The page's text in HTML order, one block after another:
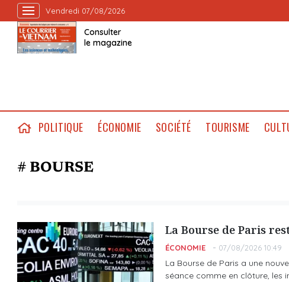
Vendredi 07/08/2026
Consulter
le magazine
POLITIQUE ÉCONOMIE SOCIÉTÉ TOURISME
# BOURSE
La Bourse de Paris
ÉCONOMIE 07/08/2026 10:49
La Bourse de Paris a une
séance comme en clôture, les